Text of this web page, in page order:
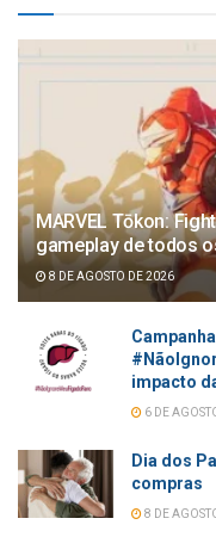
MARVEL Tōkon:
gameplay de todos
8 DE AGOSTO DE 2026
impacto
6 DE
Dia dos
compras
8 DE